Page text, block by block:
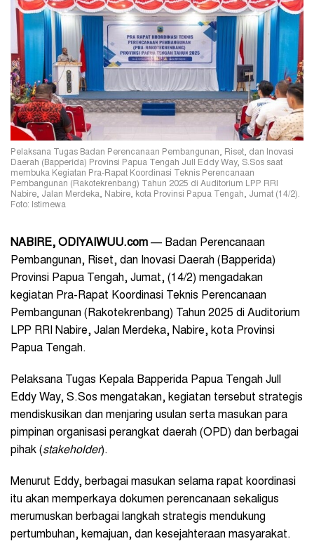
Pelaksana Tugas Badan Perencanaan Pembangunan, Riset, dan Inovasi
Daerah (Bapperida) Provinsi Papua Tengah Jull Eddy Way, S.Sos saat
membuka Kegiatan Pra-Rapat Koordinasi Teknis Perencanaan
Pembangunan (Rakotekrenbang) Tahun 2025 di Auditorium LPP RRI
Nabire, Jalan Merdeka, Nabire, kota Provinsi Papua Tengah, Jumat (14/2).
Foto: Istimewa
NABIRE, ODIYAIWUU.com — Badan Perencanaan
Pembangunan, Riset, dan Inovasi Daerah (Bapperida)
Provinsi Papua Tengah, Jumat, (14/2) mengadakan
kegiatan Pra-Rapat Koordinasi Teknis Perencanaan
Pembangunan (Rakotekrenbang) Tahun 2025 di Auditorium
LPP RRI Nabire, Jalan Merdeka, Nabire, kota Provinsi
Papua Tengah.
Pelaksana Tugas Kepala Bapperida Papua Tengah Jull
Eddy Way, S.Sos mengatakan, kegiatan tersebut strategis
mendiskusikan dan menjaring usulan serta masukan para
pimpinan organisasi perangkat daerah (OPD) dan berbagai
pihak (stakeholder).
Menurut Eddy, berbagai masukan selama rapat koordinasi
itu akan memperkaya dokumen perencanaan sekaligus
merumuskan berbagai langkah strategis mendukung
pertumbuhan, kemajuan, dan kesejahteraan masyarakat.